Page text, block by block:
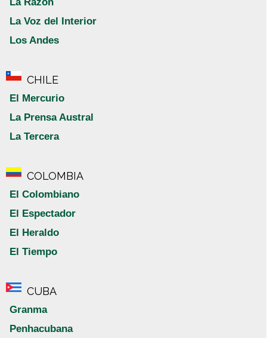
La Razón
La Voz del Interior
Los Andes
CHILE
El Mercurio
La Prensa Austral
La Tercera
COLOMBIA
El Colombiano
El Espectador
El Heraldo
El Tiempo
CUBA
Granma
Penhacubana